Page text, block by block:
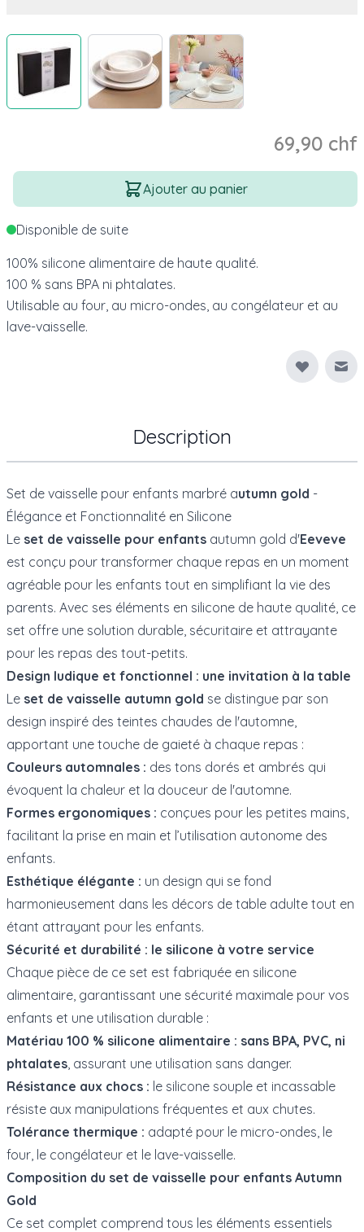
View larger imageView larger imageView larger image
69,90 chf
Quantité
Ajouter au panier
Disponible de suite
100% silicone alimentaire de haute qualité.
100 % sans BPA ni phtalates.
Utilisable au four, au micro-ondes, au congélateur et au
lave-vaisselle.
Description
Set de vaisselle pour enfants marbré autumn gold -
Élégance et Fonctionnalité en Silicone
Le set de vaisselle pour enfants autumn gold d'Eeveve
est conçu pour transformer chaque repas en un moment
agréable pour les enfants tout en simplifiant la vie des
parents. Avec ses éléments en silicone de haute qualité, ce
set offre une solution durable, sécuritaire et attrayante
pour les repas des tout-petits.
Design ludique et fonctionnel : une invitation à la table
Le set de vaisselle autumn gold se distingue par son
design inspiré des teintes chaudes de l'automne,
apportant une touche de gaieté à chaque repas :
Couleurs automnales : des tons dorés et ambrés qui
évoquent la chaleur et la douceur de l'automne.
Formes ergonomiques : conçues pour les petites mains,
facilitant la prise en main et l’utilisation autonome des
enfants.
Esthétique élégante : un design qui se fond
harmonieusement dans les décors de table adulte tout en
étant attrayant pour les enfants.
Sécurité et durabilité : le silicone à votre service
Chaque pièce de ce set est fabriquée en silicone
alimentaire, garantissant une sécurité maximale pour vos
enfants et une utilisation durable :
Matériau 100 % silicone alimentaire : sans BPA, PVC, ni
phtalates , assurant une utilisation sans danger.
Résistance aux chocs : le silicone souple et incassable
résiste aux manipulations fréquentes et aux chutes.
Tolérance thermique : adapté pour le micro-ondes, le
four, le congélateur et le lave-vaisselle.
Composition du set de vaisselle pour enfants Autumn
Gold
Ce set complet comprend tous les éléments essentiels